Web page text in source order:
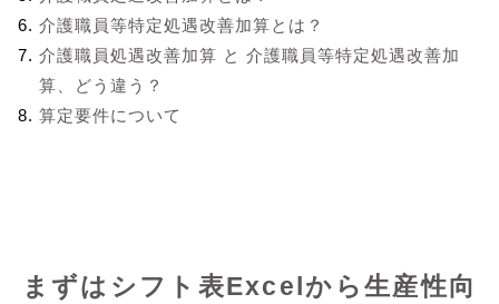
介護職員等特定処遇改善加算とは？
介護職員処遇改善加算 と 介護職員等特定処遇改善加
算、どう違う？
算定要件について
まずはシフト表Excelから生産性向